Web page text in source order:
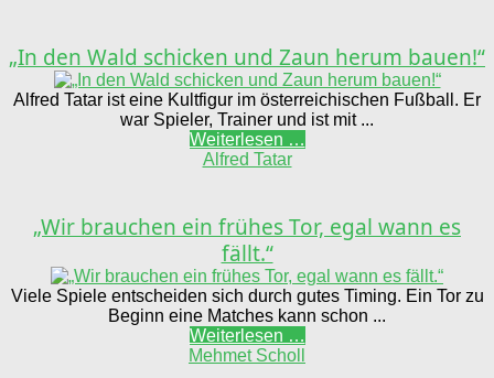
„In den Wald schicken und Zaun herum bauen!“
Alfred Tatar ist eine Kultfigur im österreichischen Fußball. Er
war Spieler, Trainer und ist mit ...
Weiterlesen …
Alfred Tatar
„Wir brauchen ein frühes Tor, egal wann es
fällt.“
Viele Spiele entscheiden sich durch gutes Timing. Ein Tor zu
Beginn eine Matches kann schon ...
Weiterlesen …
Mehmet Scholl